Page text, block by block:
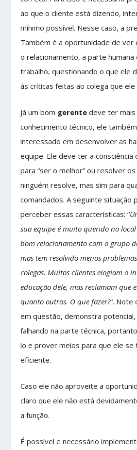
ao que o cliente está dizendo,
mínimo possível. Nesse caso, a
Também é a oportunidade de ver
o relacionamento, a parte humana
trabalho, questionando o que ele
às críticas feitas ao colega que ele
Já um bom gerente deve ter mais
conhecimento técnico, ele
interessado em desenvolver as
equipe. Ele deve ter a consciência
para “ser o melhor” ou resolver
ninguém resolve, mas sim para
comandados. A seguinte situação
perceber essas características: “
sua equipe é muito querido no
bom relacionamento com o grupo
mas tem resolvido menos
colegas. Muitos clientes elogiam o
educação dele, mas reclamam que
quanto outros. O que fazer?“. Note
em questão, demonstra
falhando na parte técnica,
lo e prover meios para que ele se
eficiente.
Caso ele não aproveite a
claro que ele não está
a função.
É possível e necessário